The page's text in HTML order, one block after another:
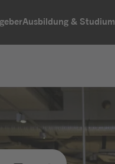
Ausbildung & Studium